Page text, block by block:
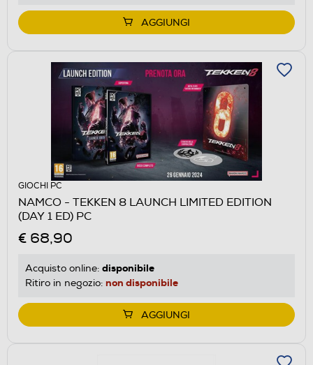
AGGIUNGI
GIOCHI PC
NAMCO - TEKKEN 8 LAUNCH LIMITED EDITION
(DAY 1 ED) PC
€ 68,90
Acquisto online: disponibile
Ritiro in negozio: non disponibile
AGGIUNGI